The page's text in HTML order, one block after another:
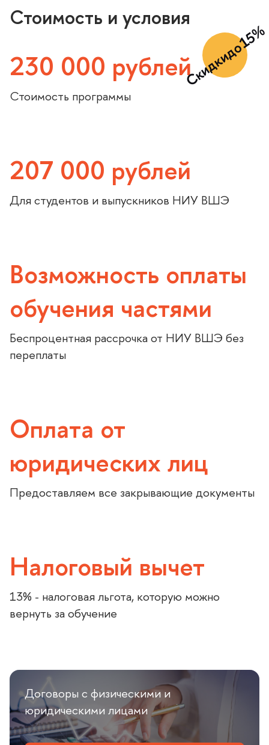
Стоимость и условия
230 000 рублейСкидки до 15%
Стоимость программы
207 000 рублей
Для студентов и выпускников НИУ ВШЭ
озможность оплаты
обучения частями
Беспроцентная рассрочка от НИУ ВШЭ без
переплаты
Оплата от
юридических лиц
Предоставляем все закрывающие документы
Налоговый вычет
13% - налоговая льгота, которую можно
ернуть за обучение
Договоры с физическими и
юридическими лицами